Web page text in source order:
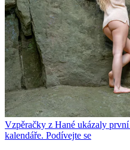
Vzpěračky z Hané ukázaly
kalendáře. Podívejte se